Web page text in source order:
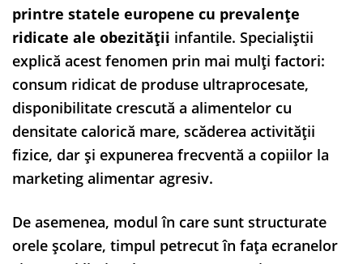
printre statele europene cu prevalențe
ridicate ale obezității infantile. Specialiștii
explică acest fenomen prin mai mulți factori:
consum ridicat de produse ultraprocesate,
disponibilitate crescută a alimentelor cu
densitate calorică mare, scăderea activității
fizice, dar și expunerea frecventă a copiilor la
marketing alimentar agresiv.
De asemenea, modul în care sunt structurate
orele școlare, timpul petrecut în fața ecranelor